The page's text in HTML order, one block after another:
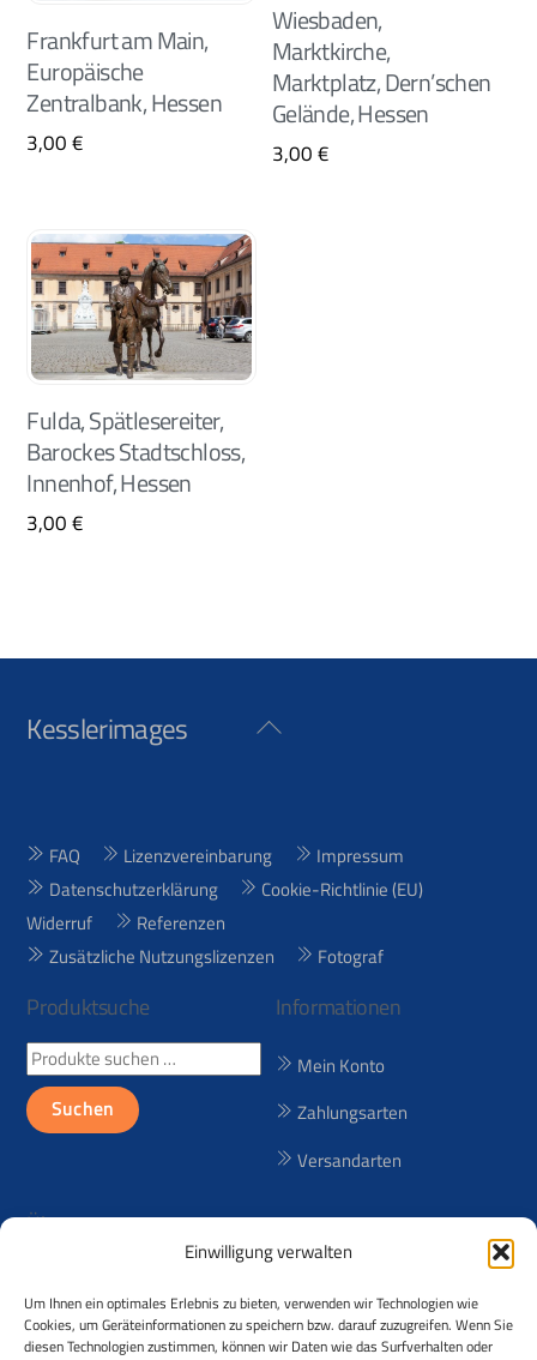
Einwilligung verwalten
Um Ihnen ein optimales Erlebnis zu bieten, verwenden wir Technologien wie
Cookies, um Geräteinformationen zu speichern bzw. darauf zuzugreifen. Wenn Sie
diesen Technologien zustimmen, können wir Daten wie das Surfverhalten oder
Frankfurt am Main,
Europäische
Zentralbank, Hessen
3,00€
Wiesbaden,
Marktkirche,
Marktplatz, Dern’schen
Gelände, Hessen
3,00€
Fulda, Spätlesereiter,
Barockes Stadtschloss,
Innenhof, Hessen
3,00€
Back
Kesslerimages
FAQ Lizenzvereinbarung
Impressum
Datenschutzerklärung
Cookie-Richtlinie (EU)
Widerruf
Referenzen
Zusätzliche Nutzungslizenzen
Fotograf
Produktsuche
Suchen
nach:
Suchen
Informationen
Mein Konto
Zahlungsarten
Versandarten
Über uns
(RF) und lizenzpflichtige (RM)
Reisebilder aus über 50